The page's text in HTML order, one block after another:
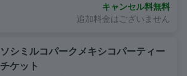
キャンセル料無料
追加料金はございません
ソシミルコパークメキシコパーティー
チケット